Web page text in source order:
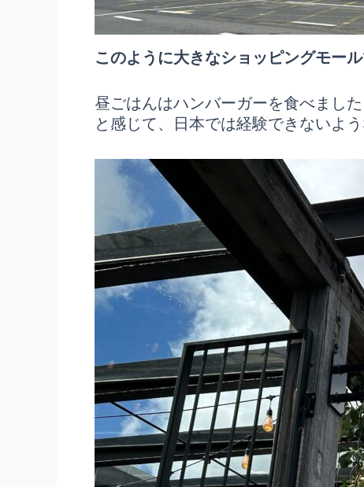
このように大きなショッピングモール
昼ごはんはハンバーガーを食べまし
と感じて、日本では経験できないよ